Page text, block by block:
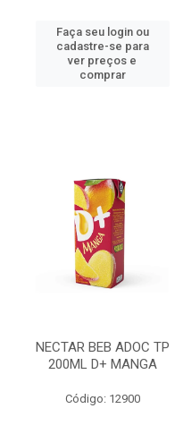
Faça seu login ou
cadastre-se para
ver preços e
comprar
NECTAR BEB ADOC TP
200ML D+ MANGA
Código: 12900